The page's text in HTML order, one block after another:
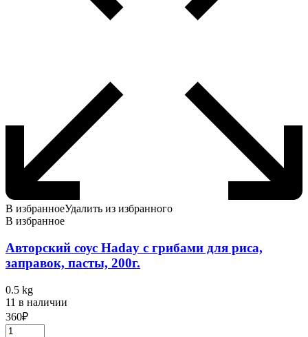
В избранноеУдалить из избранного
В избранное
Авторский соус Haday с грибами для риса,
заправок, пасты, 200г.
0.5 kg
11 в наличии
360₽